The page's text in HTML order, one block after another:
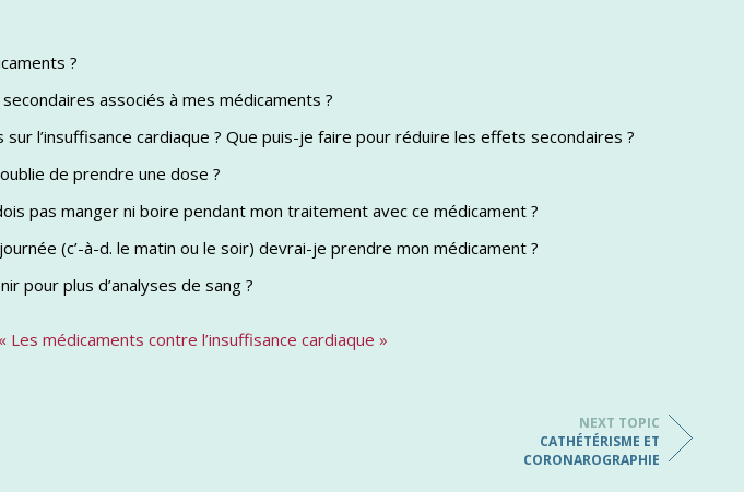
?
associés à mes médicaments ?
l’insuffisance cardiaque ? Que puis-je faire pour réduire les effets secondaires ?
de prendre une dose ?
pas manger ni boire pendant mon traitement avec ce médicament ?
(c’-à-d. le matin ou le soir) devrai-je prendre mon médicament ?
pour plus d’analyses de sang ?
Les médicaments contre l’insuffisance cardiaque »
NEXT TOPIC
CATHÉTÉRISME ET
CORONAROGRAPHIE